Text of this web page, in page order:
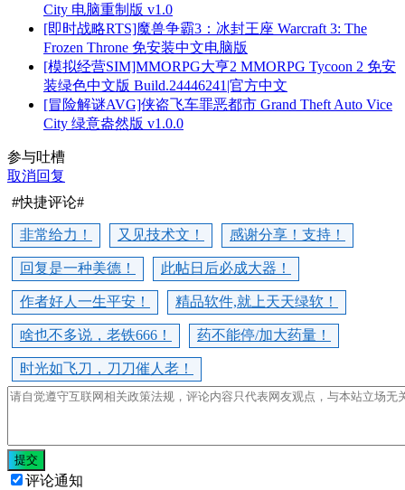
City 电脑重制版 v1.0
[即时战略RTS]魔兽争霸3：冰封王座 Warcraft 3: The
Frozen Throne 免安装中文电脑版
[模拟经营SIM]MMORPG大亨2 MMORPG Tycoon 2 免安
装绿色中文版 Build.24446241|官方中文
[冒险解谜AVG]侠盗飞车罪恶都市 Grand Theft Auto Vice
City 绿意盎然版 v1.0.0
参与吐槽
取消回复
#快捷评论#
非常给力！ 又见技术文！ 感谢分享！支持！
回复是一种美德！ 此帖日后必成大器！
作者好人一生平安！ 精品软件,就上天天绿软！
啥也不多说，老铁666！ 药不能停/加大药量！
时光如飞刀，刀刀催人老！
提交
评论通知